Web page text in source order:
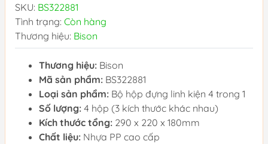
SKU: BS322881
Tình trạng: Còn hàng
Thương hiệu: Bison
Thương hiệu: Bison
Mã sản phẩm: BS322881
Loại sản phẩm: Bộ hộp đựng linh kiện 4 trong 1
Số lượng: 4 hộp (3 kích thước khác nhau)
Kích thước tổng: 290 x 220 x 180mm
Chất liệu: Nhựa PP cao cấp